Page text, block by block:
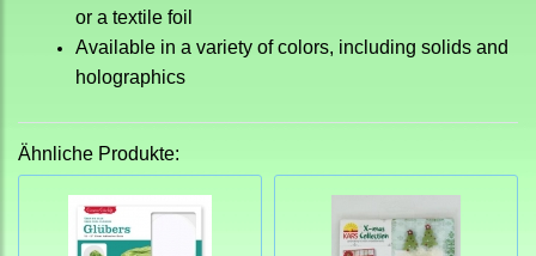
or a textile foil
Available in a variety of colors, including solids and
holographics
Ähnliche Produkte: